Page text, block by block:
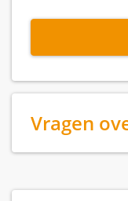
Vragen